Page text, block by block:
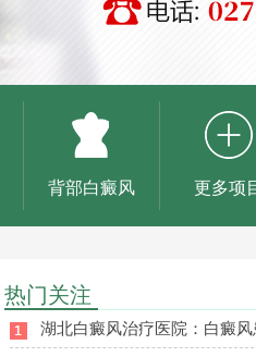
背部白癜风 更多项
热门关注
湖北白癜风治疗医院：白癜风